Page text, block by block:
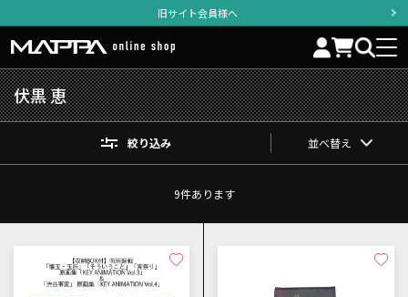
旧サイト会員様へ
伏黒 恵
絞り込み 並べ替え
9件あります